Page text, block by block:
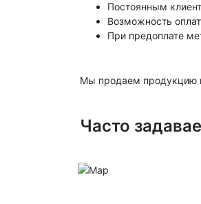
Постоянным
Возможность
При предоплате
Мы продаем продукцию
Часто